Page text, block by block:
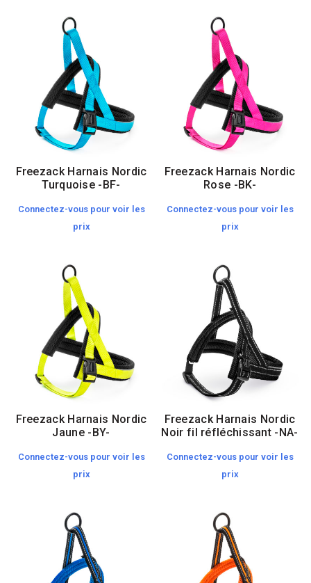
Freezack Harnais Nordic
Turquoise -BF-
Connectez-vous pour voir les
prix
Freezack Harnais Nordic
Rose -BK-
Connectez-vous pour voir les
prix
Freezack Harnais Nordic
Jaune -BY-
Connectez-vous pour voir les
prix
Freezack Harnais Nordic
Noir fil réfléchissant -NA-
Connectez-vous pour voir les
prix